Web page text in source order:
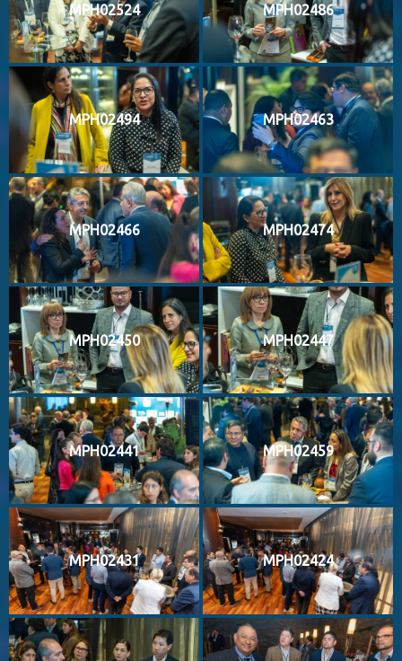
MPH02524 MPH02486
MPH02494 MPH02463
MPH02466 MPH02474
MPH02450 MPH02447
MPH02441 MPH02459
MPH02431 MPH02424